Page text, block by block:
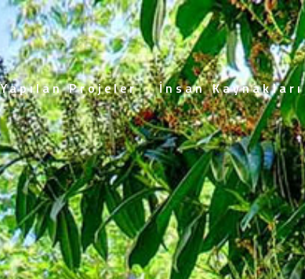
Yapılan Projeler İnsan Kaynakları